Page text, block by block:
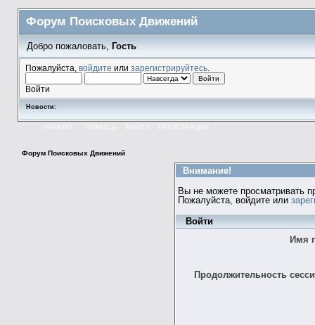
Форум Поисковых Движений
Добро пожаловать, Гость
Пожалуйста, войдите или зарегистрируйтесь.
Войти
Новости:
НАЧАЛО ПОМОЩЬ ВОЙТИ РЕГИСТРАЦИЯ
Форум Поисковых Движений
Внимание!
Вы не можете просматривать
Пожалуйста, войдите или
Войти
Имя
Продолжительность